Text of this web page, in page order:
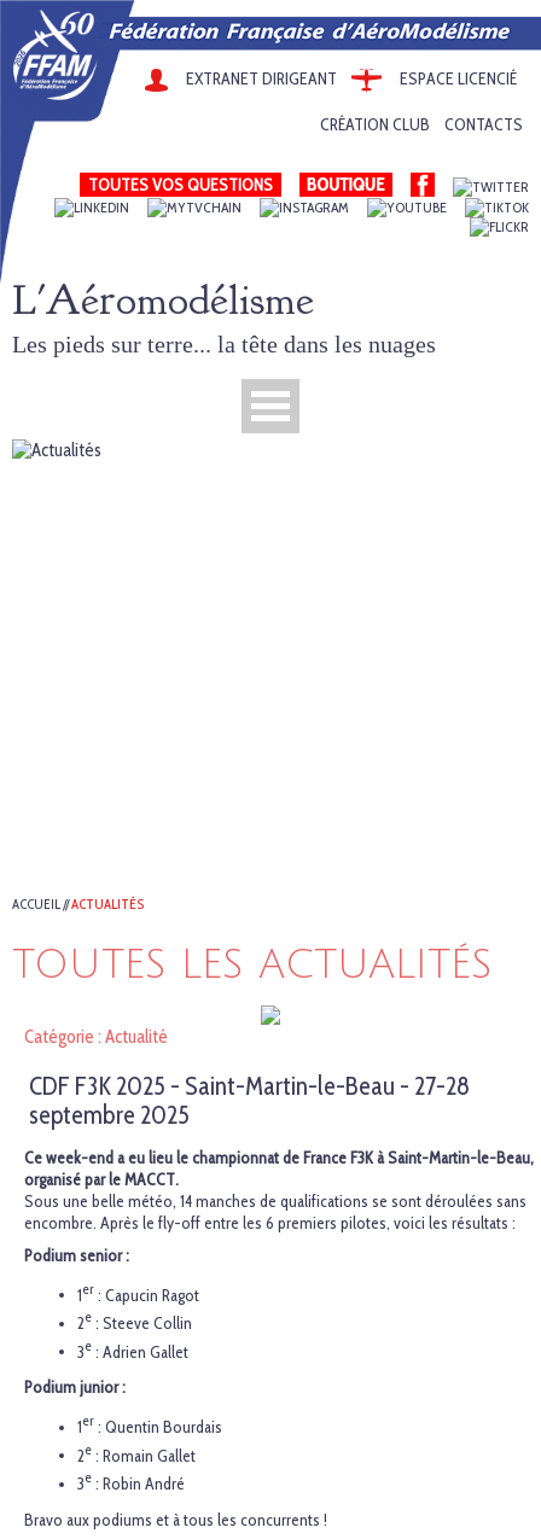
EXTRANET DIRIGEANT ESPACE LICENCIÉ
CRÉATION CLUB CONTACTS
TOUTES VOS QUESTIONS
L'Aéromodélisme
Les pieds sur terre... la tête dans les nuages
ACCUEIL//ACTUALITÉS
TOUTES LES ACTUALITÉS
Catégorie : Actualité
CDF F3K 2025 - Saint-Martin-le-Beau - 27-28
septembre 2025
Ce week-end a eu lieu le championnat de France F3K à Saint-Martin-le-Beau,
organisé par le MACCT.
Sous une belle météo, 14 manches de qualifications se sont déroulées sans
encombre. Après le fly-off entre les 6 premiers pilotes, voici les résultats :
Podium senior :
1er : Capucin Ragot
2e : Steeve Collin
3e : Adrien Gallet
Podium junior :
1er : Quentin Bourdais
2e : Romain Gallet
3e : Robin André
Bravo aux podiums et à tous les concurrents !